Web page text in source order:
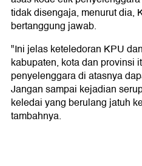
tidak disengaja, menurut dia,
bertanggung jawab.
"Ini jelas keteledoran KPU
kabupaten, kota dan provinsi
penyelenggara di atasnya
Jangan sampai kejadian
keledai yang berulang jatuh
tambahnya.